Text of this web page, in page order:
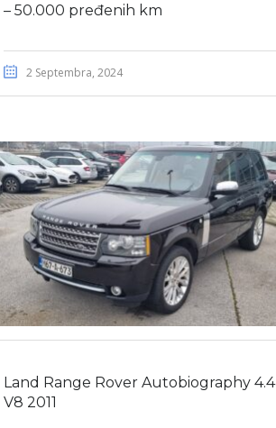
– 50.000 pređenih km
2 Septembra, 2024
Land Range Rover Autobiography 4.4
V8 2011